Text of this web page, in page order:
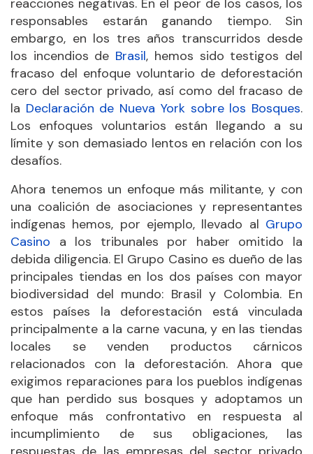
reacciones negativas. En el peor de los casos, los
responsables estarán ganando tiempo. Sin
embargo, en los tres años transcurridos desde
los incendios de Brasil, hemos sido testigos del
fracaso del enfoque voluntario de deforestación
cero del sector privado, así como del fracaso de
la Declaración de Nueva York sobre los Bosques.
Los enfoques voluntarios están llegando a su
límite y son demasiado lentos en relación con los
desafíos.
Ahora tenemos un enfoque más militante, y con
una coalición de asociaciones y representantes
indígenas hemos, por ejemplo, llevado al Grupo
Casino a los tribunales por haber omitido la
debida diligencia. El Grupo Casino es dueño de las
principales tiendas en los dos países con mayor
biodiversidad del mundo: Brasil y Colombia. En
estos países la deforestación está vinculada
principalmente a la carne vacuna, y en las tiendas
locales se venden productos cárnicos
relacionados con la deforestación. Ahora que
exigimos reparaciones para los pueblos indígenas
que han perdido sus bosques y adoptamos un
enfoque más confrontativo en respuesta al
incumplimiento de sus obligaciones, las